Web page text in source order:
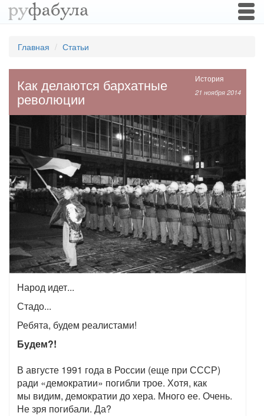
Главная Статьи
История
21 ноября 2014
Как делаются бархатные
революции
Народ идет...
Стадо...
Ребята, будем реалистами!
Будем?!
В августе 1991 года в России (еще при СССР)
ради «демократии» погибли трое. Хотя, как
мы видим, демократии до хера. Много ее. Очень.
Не зря погибали. Да?